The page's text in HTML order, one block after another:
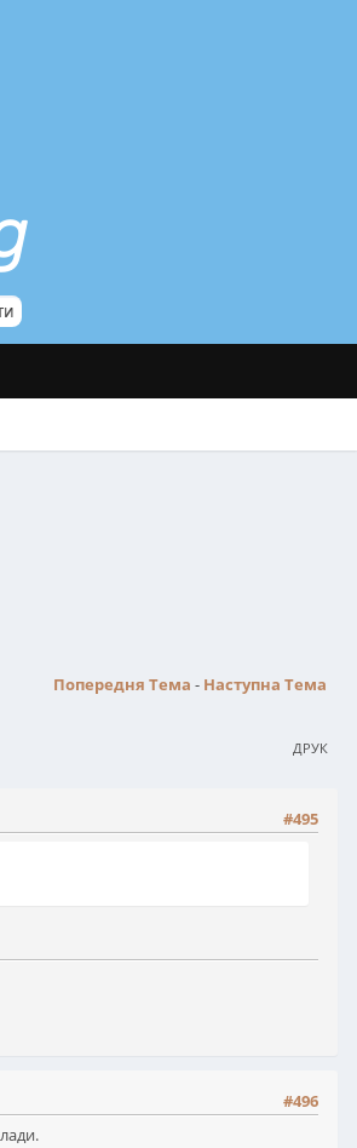
Попередня Тема - Наступна Тема
ДРУК
#495
#496